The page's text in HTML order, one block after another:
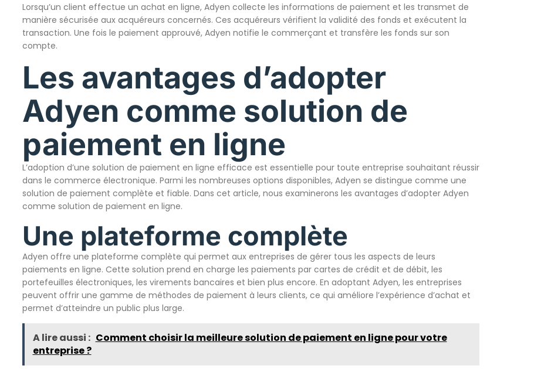
Lorsqu’un client effectue un achat en ligne, Adyen collecte les informations de paiement et les transmet de
manière sécurisée aux acquéreurs concernés. Ces acquéreurs vérifient la validité des fonds et exécutent la
transaction. Une fois le paiement approuvé, Adyen notifie le commerçant et transfère les fonds sur son
compte.
Les avantages d’adopter
Adyen comme solution de
paiement en ligne
L’adoption d’une solution de paiement en ligne efficace est essentielle pour toute entreprise souhaitant réussir
dans le commerce électronique. Parmi les nombreuses options disponibles, Adyen se distingue comme une
solution de paiement complète et fiable. Dans cet article, nous examinerons les avantages d’adopter Adyen
comme solution de paiement en ligne.
Une plateforme complète
Adyen offre une plateforme complète qui permet aux entreprises de gérer tous les aspects de leurs
paiements en ligne. Cette solution prend en charge les paiements par cartes de crédit et de débit, les
portefeuilles électroniques, les virements bancaires et bien plus encore. En adoptant Adyen, les entreprises
peuvent offrir une gamme de méthodes de paiement à leurs clients, ce qui améliore l’expérience d’achat et
permet d’atteindre un public plus large.
A lire aussi : Comment choisir la meilleure solution de paiement en ligne pour votre
entreprise ?